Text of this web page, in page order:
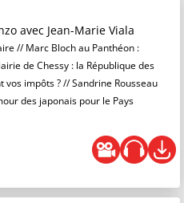
avec Jean-Marie Viala
// Marc Bloch au Panthéon :
de Chessy : la République des
vos impôts ? // Sandrine Rousseau
des japonais pour le Pays